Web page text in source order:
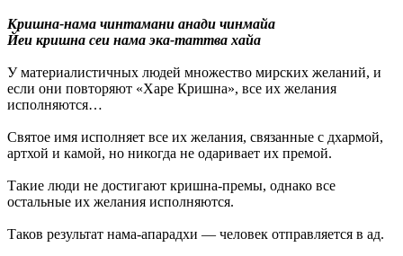
Кришна-нама чинтамани анади чинмайа
Йеи кришна сеи нама эка-таттва хайа
У материалистичных людей множество мирских желаний, и
если они повторяют «Харе Кришна», все их желания
исполняются…
Святое имя исполняет все их желания, связанные с дхармой,
артхой и камой, но никогда не одаривает их премой.
Такие люди не достигают кришна-премы, однако все
остальные их желания исполняются.
Таков результат нама-апарадхи — человек отправляется в ад.